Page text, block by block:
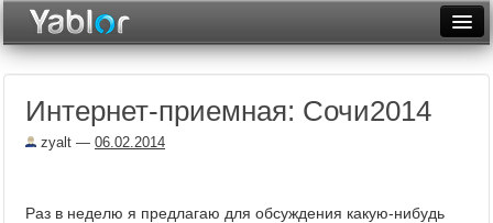
Неделя
Интернет-приемная: Сочи2014
zyalt — 06.02.2014
Раз в неделю я предлагаю для обсуждения какую-нибудь